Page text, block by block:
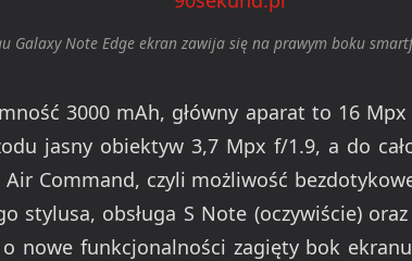
Galaxy Note Edge ekran zawija się na prawym boku
3000 mAh, główny aparat to 16
jasny obiektyw 3,7 Mpx f/1.9, a do
Air Command, czyli możliwość
stylusa, obsługa S Note (oczywiście)
nowe funkcjonalności zagięty bok